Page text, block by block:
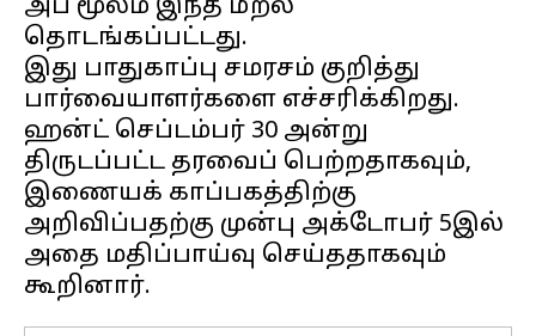
அப் மூலம் இந்த மீறல்
தொடங்கப்பட்டது.
இது பாதுகாப்பு சமரசம் குறித்து
பார்வையாளர்களை எச்சரிக்கிறது.
ஹன்ட் செப்டம்பர் 30 அன்று
திருடப்பட்ட தரவைப் பெற்றதாகவும்,
இணையக் காப்பகத்திற்கு
அறிவிப்பதற்கு முன்பு அக்டோபர் 5இல்
அதை மதிப்பாய்வு செய்ததாகவும்